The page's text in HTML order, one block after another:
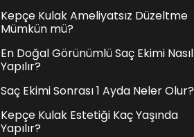
Kepçe Kulak Ameliyatsız Düzeltme
Mümkün mü?
En Doğal Görünümlü Saç Ekimi Nasıl
Yapılır?
Saç Ekimi Sonrası 1 Ayda Neler Olur?
Kepçe Kulak Estetiği Kaç Yaşında
Yapılır?